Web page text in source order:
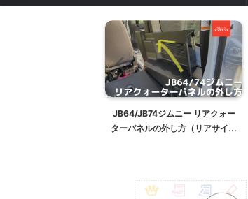
JB64/JB74ジムニー リアクォー
ターパネルの外し方（リアサイド